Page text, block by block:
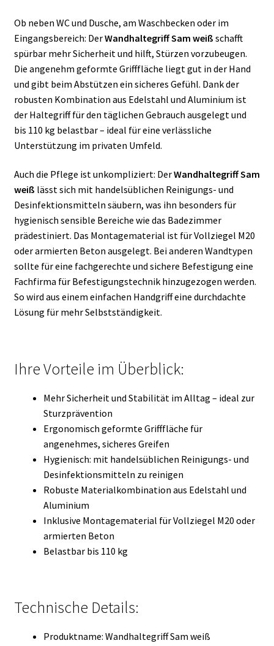
Ob neben WC und Dusche, am Waschbecken oder im
Eingangsbereich: DerWandhaltegriff Sam weiß schafft
spürbar mehr Sicherheit und hilft, Stürzen vorzubeugen.
Die angenehm geformte Grifffläche liegt gut in der Hand
und gibt beim Abstützen ein sicheres Gefühl. Dank der
robusten Kombination aus Edelstahl und Aluminium ist
der Haltegriff für den täglichen Gebrauch ausgelegt und
bis 110 kg belastbar – ideal für eine verlässliche
Unterstützung im privaten Umfeld.
Auch die Pflege ist unkompliziert: DerWandhaltegriff Sam
weiß lässt sich mit handelsüblichen Reinigungs- und
Desinfektionsmitteln säubern, was ihn besonders für
hygienisch sensible Bereiche wie das Badezimmer
prädestiniert. Das Montagematerial ist für Vollziegel M20
oder armierten Beton ausgelegt. Bei anderen Wandtypen
sollte für eine fachgerechte und sichere Befestigung eine
Fachfirma für Befestigungstechnik hinzugezogen werden.
So wird aus einem einfachen Handgriff eine durchdachte
Lösung für mehr Selbstständigkeit.
Ihre Vorteile im Überblick:
Mehr Sicherheit und Stabilität im Alltag – ideal zur
Sturzprävention
Ergonomisch geformte Grifffläche für
angenehmes, sicheres Greifen
Hygienisch: mit handelsüblichen Reinigungs- und
Desinfektionsmitteln zu reinigen
Robuste Materialkombination aus Edelstahl und
Aluminium
Inklusive Montagematerial für Vollziegel M20 oder
armierten Beton
Belastbar bis 110 kg
Technische Details:
Produktname: Wandhaltegriff Sam weiß